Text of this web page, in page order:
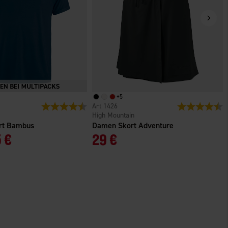
Bambus
€
Bewertung: 4.4 von 5 Sternen
+5
Damen Skort Adventure
High Mountain
1426
29 €
Bewertung: